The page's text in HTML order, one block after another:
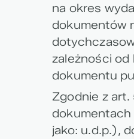
na okres
dokumentów
zależności od
dokumentu
Zgodnie z
jako: u.d.p.),